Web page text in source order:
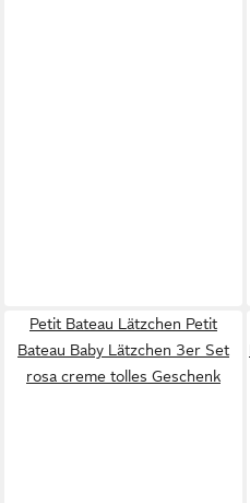
Petit Bateau Lätzchen Petit
Bateau Baby Lätzchen 3er Set
rosa creme tolles Geschenk